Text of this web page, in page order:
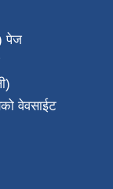
पेज
वेवसाईट